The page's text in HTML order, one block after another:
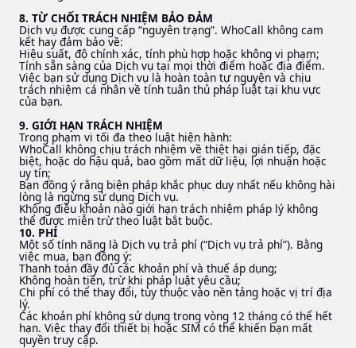
8. TỪ CHỐI TRÁCH NHIỆM BẢO ĐẢM
Dịch vụ được cung cấp “nguyên trạng”. WhoCall không cam
kết hay đảm bảo về:
Hiệu suất, độ chính xác, tính phù hợp hoặc không vi phạm;
Tính sẵn sàng của Dịch vụ tại mọi thời điểm hoặc địa điểm.
Việc bạn sử dụng Dịch vụ là hoàn toàn tự nguyện và chịu
trách nhiệm cá nhân về tính tuân thủ pháp luật tại khu vực
của bạn.
9. GIỚI HẠN TRÁCH NHIỆM
Trong phạm vi tối đa theo luật hiện hành:
WhoCall không chịu trách nhiệm về thiệt hại gián tiếp, đặc
biệt, hoặc do hậu quả, bao gồm mất dữ liệu, lợi nhuận hoặc
uy tín;
Bạn đồng ý rằng biện pháp khắc phục duy nhất nếu không hài
lòng là ngừng sử dụng Dịch vụ.
Không điều khoản nào giới hạn trách nhiệm pháp lý không
thể được miễn trừ theo luật bắt buộc.
10. PHÍ
Một số tính năng là Dịch vụ trả phí (“Dịch vụ trả phí”). Bằng
việc mua, bạn đồng ý:
Thanh toán đầy đủ các khoản phí và thuế áp dụng;
Không hoàn tiền, trừ khi pháp luật yêu cầu;
Chi phí có thể thay đổi, tùy thuộc vào nền tảng hoặc vị trí địa
lý.
Các khoản phí không sử dụng trong vòng 12 tháng có thể hết
hạn. Việc thay đổi thiết bị hoặc SIM có thể khiến bạn mất
quyền truy cập.